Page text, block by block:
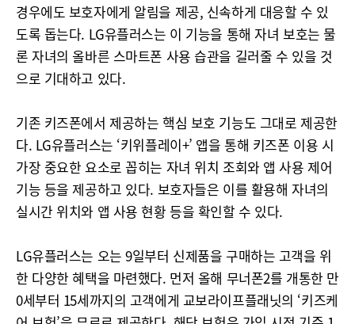
경우에도 보호자에게 알림을 제공, 신속하게 대응할 수 있
도록 돕는다. LG유플러스는 이 기능을 통해 자녀 보호는 물
론 자녀의 올바른 스마트폰 사용 습관을 길러줄 수 있을 것
으로 기대하고 있다.
기존 키즈폰에서 제공하는 핵심 보호 기능도 그대로 제공한
다. LG유플러스는 ‘키위플레이+’ 앱을 통해 키즈폰 이용 시
가장 중요한 요소로 꼽히는 자녀 위치 조회와 앱 사용 제어
기능 등을 제공하고 있다. 보호자들은 이를 활용해 자녀의
실시간 위치와 앱 사용 현황 등을 확인할 수 있다.
LG유플러스는 오는 9일부터 신제품을 구매하는 고객을 위
한 다양한 혜택을 마련했다. 먼저 올해 무너폰2를 개통한 만
0세부터 15세까지의 고객에게 교보라이프플래닛의 ‘키즈케